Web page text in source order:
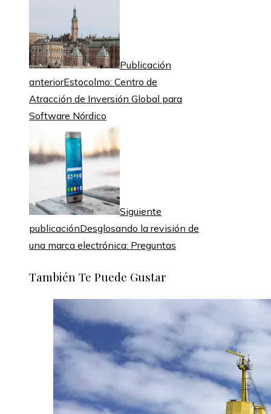
Publicación
anteriorEstocolmo: Centro de
Atracción de Inversión Global para
Software Nórdico
Siguiente
publicaciónDesglosando la revisión de
una marca electrónica: Preguntas
También Te Puede Gustar